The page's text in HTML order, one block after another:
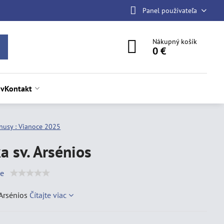
Panel používateľa
Nákupný košík
0 €
Kontakt
: Vianoce 2025
sv. Arsénios
Čítajte viac